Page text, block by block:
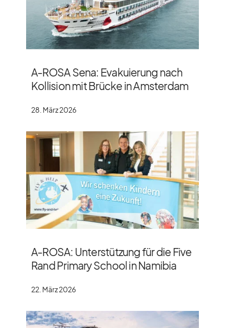
A‑ROSA Sena: Evakuierung nach
Kollision mit Brücke in Amsterdam
28. März 2026
A‑ROSA: Unterstützung für die Five
Rand Primary School in Namibia
22. März 2026